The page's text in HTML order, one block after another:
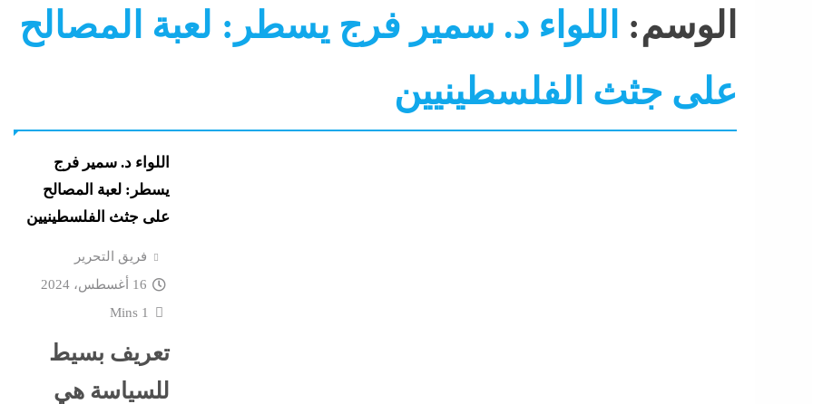
الوسم: اللواء د. سمير فرج يسطر: لعبة المصالح
على جثث الفلسطينيين
نشرة الأخبار
اللواء د. سمير فرج
يسطر: لعبة المصالح
على جثث الفلسطينيين
فريق التحرير
16 أغسطس، 2024
1 Mins
تعريف بسيط
للسياسة هي